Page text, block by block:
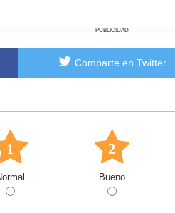
PUBLICIDAD
Comparte en Twitter
1 2
Bueno